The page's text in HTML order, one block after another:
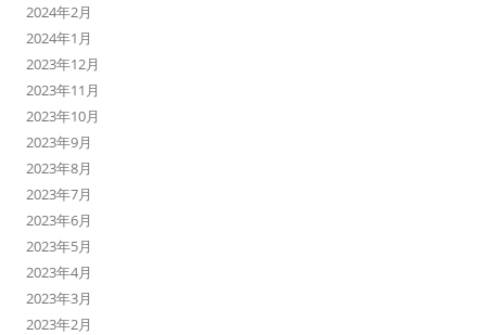
2024年2月
2024年1月
2023年12月
2023年11月
2023年10月
2023年9月
2023年8月
2023年7月
2023年6月
2023年5月
2023年4月
2023年3月
2023年2月